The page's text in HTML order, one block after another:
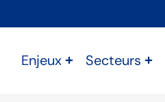
Enjeux Secteurs